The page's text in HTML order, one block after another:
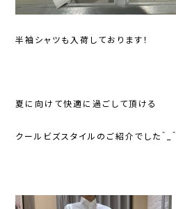
半袖シャツも入荷しております！
夏に向けて快適に過ごして頂ける
クールビズスタイルのご紹介でした＾_＾